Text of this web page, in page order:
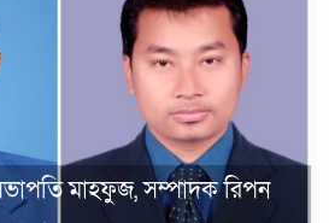
সভাপতি মাহফুজ, সম্পাদক রিপন